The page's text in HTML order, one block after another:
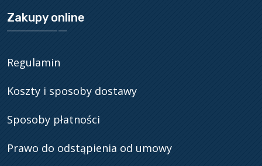
Zakupy online
Regulamin
Koszty i sposoby dostawy
Sposoby płatności
Prawo do odstąpienia od umowy